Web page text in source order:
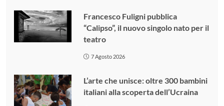
Francesco Fuligni pubblica
“Calipso”, il nuovo singolo nato per il
teatro
7 Agosto 2026
L’arte che unisce: oltre 300 bambini
italiani alla scoperta dell’Ucraina